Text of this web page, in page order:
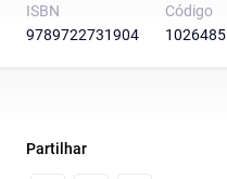
ISBN
9789722731904
Código
1026485
Partilhar